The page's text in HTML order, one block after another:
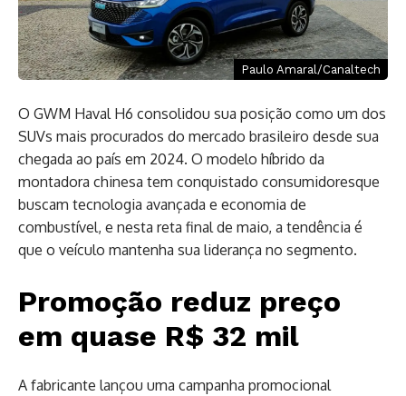
Paulo Amaral/Canaltech
O GWM Haval H6 consolidou sua posição como um dos
SUVs mais procurados do mercado brasileiro desde sua
chegada ao país em 2024. O modelo híbrido da
montadora chinesa tem conquistado consumidoresque
buscam tecnologia avançada e economia de
combustível, e nesta reta final de maio, a tendência é
que o veículo mantenha sua liderança no segmento.
Promoção reduz preço
em quase R$ 32 mil
A fabricante lançou uma campanha promocional